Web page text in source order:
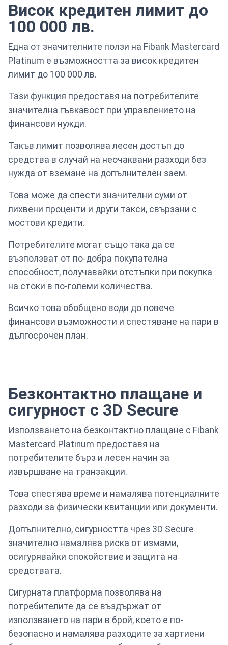
Висок кредитен лимит до
100 000 лв.
Една от значителните ползи на Fibank Mastercard
Platinum е възможността за висок кредитен
лимит до 100 000 лв.
Тази функция предоставя на потребителите
значителна гъвкавост при управлението на
финансови нужди.
Такъв лимит позволява лесен достъп до
средства в случай на неочаквани разходи без
нужда от вземане на допълнителен заем.
Това може да спести значителни суми от
лихвени проценти и други такси, свързани с
мостови кредити.
Потребителите могат също така да се
възползват от по-добра покупателна
способност, получавайки отстъпки при покупка
на стоки в по-големи количества.
Всичко това обобщено води до повече
финансови възможности и спестяване на пари в
дългосрочен план.
Безконтактно плащане и
сигурност с 3D Secure
Използването на безконтактно плащане с Fibank
Mastercard Platinum предоставя на
потребителите бърз и лесен начин за
извършване на транзакции.
Това спестява време и намалява потенциалните
разходи за физически квитанции или документи.
Допълнително, сигурността чрез 3D Secure
значително намалява риска от измами,
осигурявайки спокойствие и защита на
средствата.
Сигурната платформа позволява на
потребителите да се въздържат от
използването на пари в брой, което е по-
безопасно и намалява разходите за хартиени